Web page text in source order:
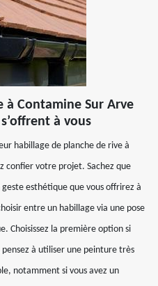
à Contamine Sur Arve
à vous
habillage de planche de rive à
confier votre projet. Sachez que
esthétique que vous offrirez à
entre un habillage via une pose
Choisissez la première option si
à utiliser une peinture très
notamment si vous avez un